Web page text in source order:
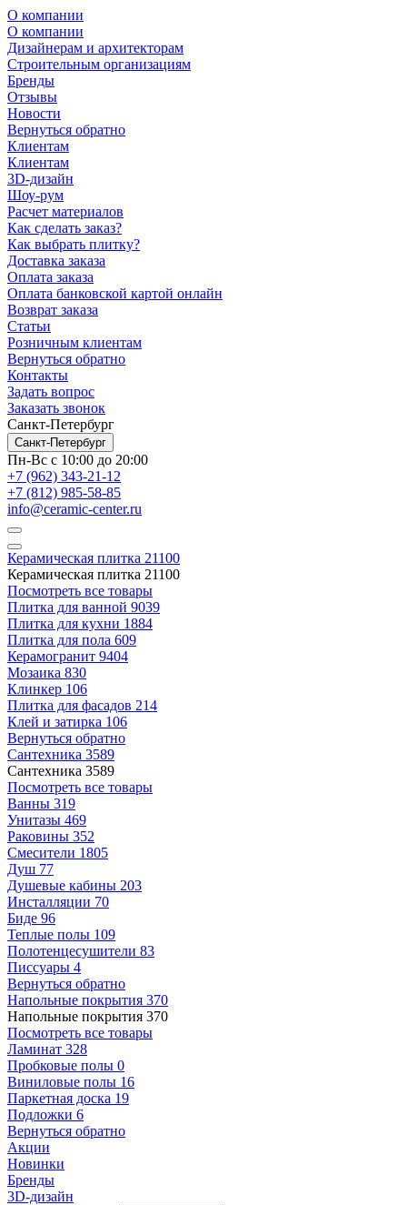
О компании
О компании
Дизайнерам и архитекторам
Строительным организациям
Бренды
Отзывы
Новости
Вернуться обратно
Клиентам
Клиентам
3D-дизайн
Шоу-рум
Расчет материалов
Как сделать заказ?
Как выбрать плитку?
Доставка заказа
Оплата заказа
Оплата банковской картой онлайн
Возврат заказа
Статьи
Розничным клиентам
Вернуться обратно
Контакты
Задать вопрос
Заказать звонок
Санкт-Петербург
Санкт-Петербург
Пн-Вс с 10:00 до 20:00
+7 (962) 343-21-12
+7 (812) 985-58-85
info@ceramic-center.ru
Керамическая плитка 21100
Керамическая плитка 21100
Посмотреть все товары
Плитка для ванной 9039
Плитка для кухни 1884
Плитка для пола 609
Керамогранит 9404
Мозаика 830
Клинкер 106
Плитка для фасадов 214
Клей и затирка 106
Вернуться обратно
Сантехника 3589
Сантехника 3589
Посмотреть все товары
Ванны 319
Унитазы 469
Раковины 352
Смесители 1805
Душ 77
Душевые кабины 203
Инсталляции 70
Биде 96
Теплые полы 109
Полотенцесушители 83
Писсуары 4
Вернуться обратно
Напольные покрытия 370
Напольные покрытия 370
Посмотреть все товары
Ламинат 328
Пробковые полы 0
Виниловые полы 16
Паркетная доска 19
Подложки 6
Вернуться обратно
Акции
Новинки
Бренды
3D-дизайн